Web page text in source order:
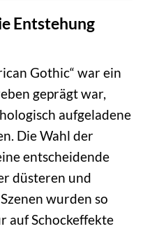
Entstehung
Gothic“ war ein
geprägt war,
aufgeladene
Die Wahl der
entscheidende
düsteren und
wurden so
auf Schockeffekte